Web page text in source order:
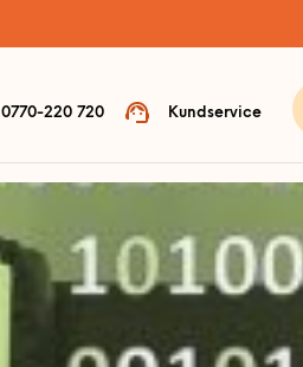
0770-220 720 Kundservice